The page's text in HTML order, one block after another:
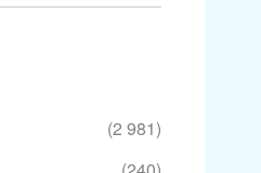
(2 981)